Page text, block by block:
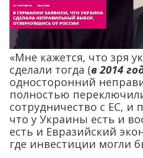
«Мне кажется, что зря
сделали тогда (в 2014
односторонний
полностью
сотрудничество с ЕС, и
что у Украины есть и
есть и Евразийский
где инвестиции могли